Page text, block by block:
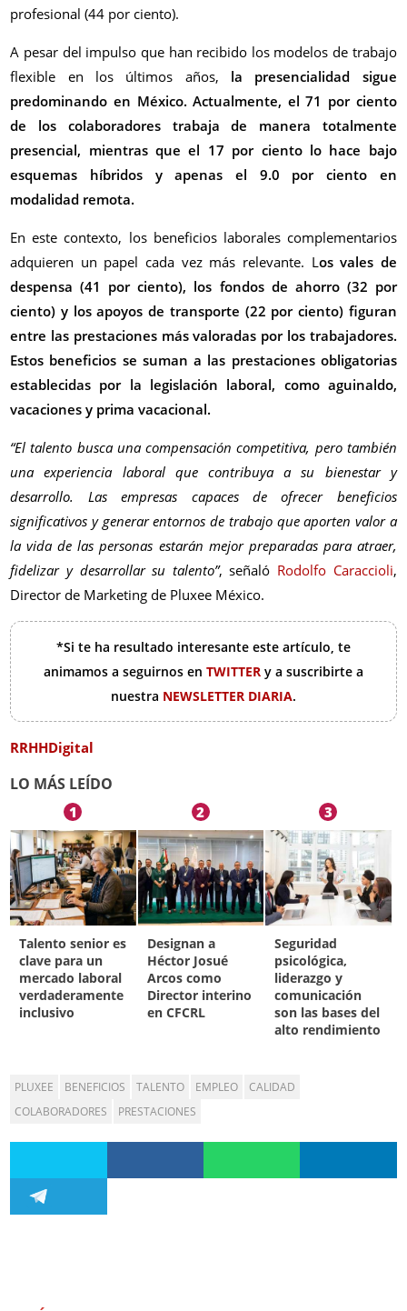
profesional (44 por ciento).
A pesar del impulso que han recibido los modelos de trabajo
flexible en los últimos años, la presencialidad sigue
predominando en México. Actualmente, el 71 por ciento
de los colaboradores trabaja de manera totalmente
presencial, mientras que el 17 por ciento lo hace bajo
esquemas híbridos y apenas el 9.0 por ciento en
modalidad remota.
En este contexto, los beneficios laborales complementarios
adquieren un papel cada vez más relevante. Los vales de
despensa (41 por ciento), los fondos de ahorro (32 por
ciento) y los apoyos de transporte (22 por ciento) figuran
entre las prestaciones más valoradas por los trabajadores.
Estos beneficios se suman a las prestaciones obligatorias
establecidas por la legislación laboral, como aguinaldo,
vacaciones y prima vacacional.
“El talento busca una compensación competitiva, pero también
una experiencia laboral que contribuya a su bienestar y
desarrollo. Las empresas capaces de ofrecer beneficios
significativos y generar entornos de trabajo que aporten valor a
la vida de las personas estarán mejor preparadas para atraer,
fidelizar y desarrollar su talento”, señaló Rodolfo Caraccioli,
Director de Marketing de Pluxee México.
*Si te ha resultado interesante este artículo, te
animamos a seguirnos en TWITTER y a suscribirte a
nuestra NEWSLETTER DIARIA.
RRHHDigital
LO MÁS LEÍDO
1
Talento senior es
clave para un
mercado laboral
verdaderamente
inclusivo
2
Designan a
Héctor Josué
Arcos como
Director interino
en CFCRL
3
Seguridad
psicológica,
liderazgo y
comunicación
son las bases del
alto rendimiento
PLUXEE BENEFICIOS TALENTO EMPLEO
CALIDAD
COLABORADORES
PRESTACIONES